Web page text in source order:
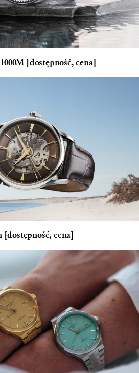
[dostępność, cena]
cena]